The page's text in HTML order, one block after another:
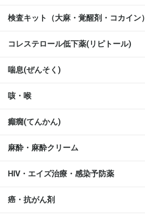
検査キット（大麻・覚醒剤・コカイン）
コレステロール低下薬(リピトール)
喘息(ぜんそく)
咳・喉
癲癇(てんかん)
麻酔・麻酔クリーム
HIV・エイズ治療・感染予防薬
癌・抗がん剤